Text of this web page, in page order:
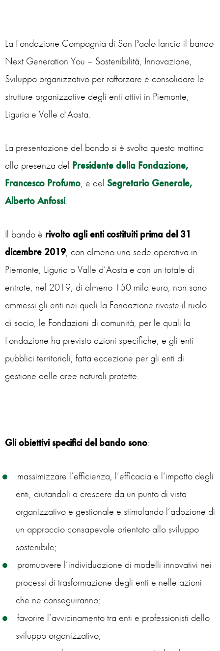
La Fondazione Compagnia di San Paolo lancia il bando
Next Generation You – Sostenibilità, Innovazione,
Sviluppo organizzativo per rafforzare e consolidare le
strutture organizzative degli enti attivi in Piemonte,
Liguria e Valle d’Aosta.
La presentazione del bando si è svolta questa mattina
alla presenza del Presidente della Fondazione,
Francesco Profumo, e del Segretario Generale,
Alberto Anfossi.
Il bando è rivolto agli enti costituiti prima del 31
dicembre 2019, con almeno una sede operativa in
Piemonte, Liguria o Valle d’Aosta e con un totale di
entrate, nel 2019, di almeno 150 mila euro; non sono
ammessi gli enti nei quali la Fondazione riveste il ruolo
di socio, le Fondazioni di comunità, per le quali la
Fondazione ha previsto azioni specifiche, e gli enti
pubblici territoriali, fatta eccezione per gli enti di
gestione delle aree naturali protette.
Gli obiettivi specifici del bando sono:
massimizzare l’efficienza, l’efficacia e l’impatto degli
enti, aiutandoli a crescere da un punto di vista
organizzativo e gestionale e stimolando l’adozione di
un approccio consapevole orientato allo sviluppo
sostenibile;
promuovere l’individuazione di modelli innovativi nei
processi di trasformazione degli enti e nelle azioni
che ne conseguiranno;
favorire l’avvicinamento tra enti e professionisti dello
sviluppo organizzativo;